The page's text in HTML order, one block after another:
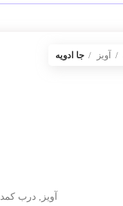
آویز جا ادویه
آویز, درب کمد